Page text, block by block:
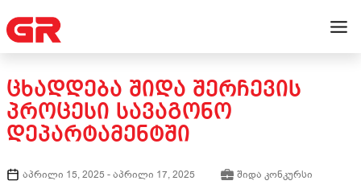
ᲪᲮᲐᲓᲓᲔᲑᲐ ᲨᲘᲓᲐ ᲨᲔᲠᲩᲔᲕᲘᲡ
ᲞᲠᲝᲪᲔᲡᲘ ᲡᲐᲕᲐᲒᲝᲜᲝ
ᲓᲔᲞᲐᲠᲢᲐᲛᲔᲜᲢᲨᲘ
აპრილი 15, 2025 -აპრილი 17, 2025 შიდა კონკურსი